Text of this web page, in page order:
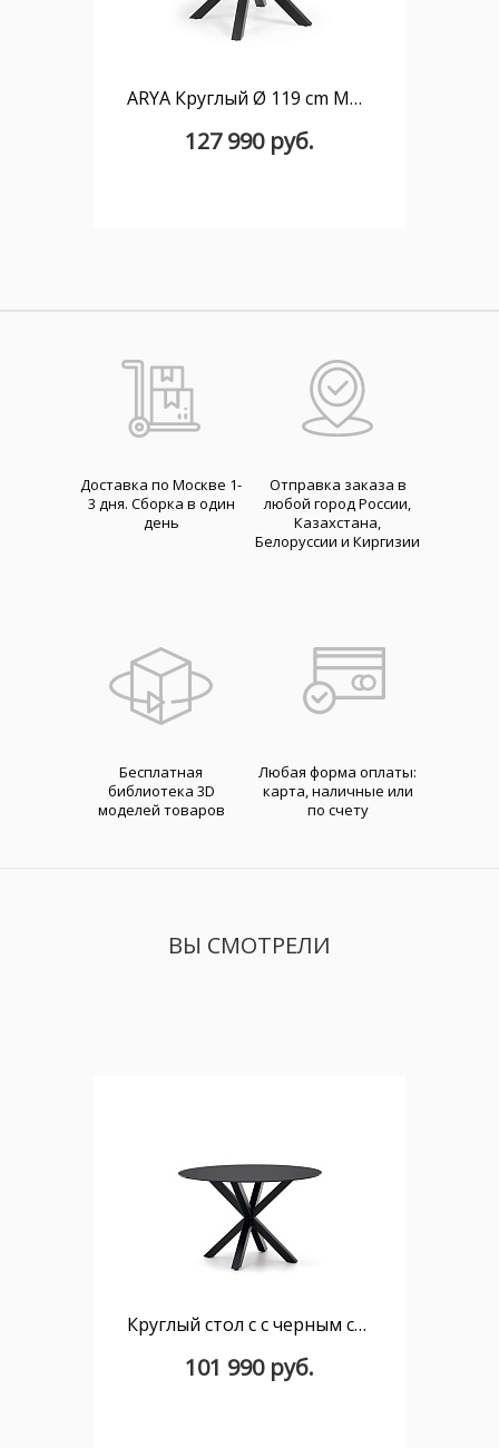
ARYA Круглый Ø 119 cm MDF стол со стальными черными ножками
127 990 руб.
Доставка по Москве 1-
3 дня. Cборка в один
день
Отправка заказа в
любой город России,
Казахстана,
Белоруссии и Киргизии
Бесплатная
библиотека 3D
моделей товаров
Любая форма оплаты:
карта, наличные или
по счету
ВЫ СМОТРЕЛИ
Круглый стол с с черным стеклом и черными стальными ножками Ø 120 см
101 990 руб.